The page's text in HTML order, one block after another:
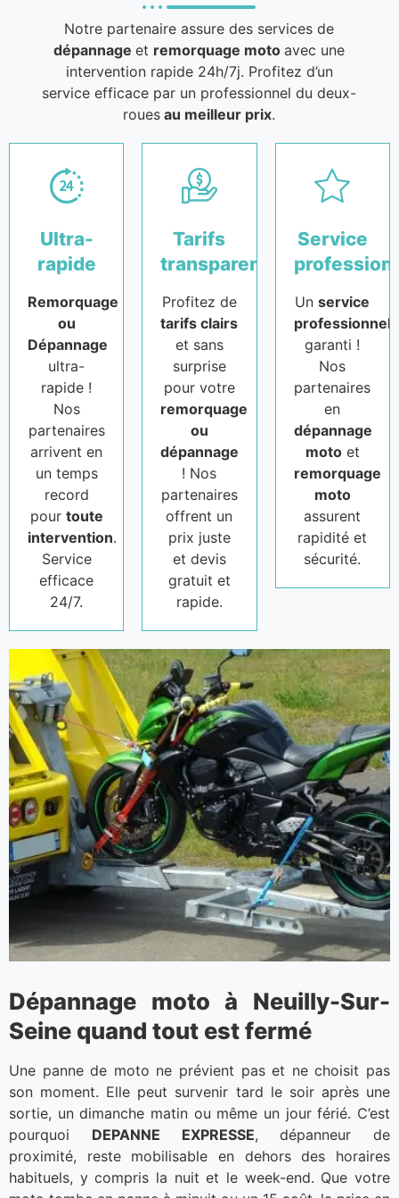
Notre partenaire assure des services de
dépannageet remorquage motoavec une
intervention rapide 24h/7j. Profitez d’un
service efficace par un professionnel du deux-
roues au meilleur prix.
Ultra-
rapide
Remorquage
ou
Dépannage
ultra-
rapide !
Nos
partenaires
arrivent en
un temps
record
pour toute
intervention.
Service
efficace
24/7.
Tarifs
transparents
Profitez de
tarifs clairs
et sans
surprise
pour votre
remorquage
ou
dépannage
! Nos
partenaires
offrent un
prix juste
et devis
gratuit et
rapide.
Service
Unservice
professionnel
garanti !
Nos
partenaires
en
dépannage
motoet
remorquage
moto
assurent
rapidité et
sécurité.
Dépannage moto à Neuilly-Sur-
Seine quand tout est fermé
Une panne de moto ne prévient pas et ne choisit pas
son moment. Elle peut survenir tard le soir après une
sortie, un dimanche matin ou même un jour férié. C’est
pourquoi DEPANNE EXPRESSE, dépanneur de
proximité, reste mobilisable en dehors des horaires
habituels, y compris la nuit et le week-end. Que votre